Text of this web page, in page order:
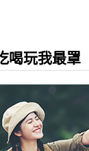
喝玩我最罩